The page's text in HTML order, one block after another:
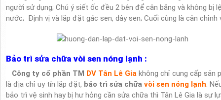
người sử dụng; Chú ý siết ốc đều 2 bên để cân bằng và không bị
nước; Định vị và lắp đặt gác sen, dây sen; Cuối cùng là cân
Bảo trì sửa chữa vòi sen nóng lạnh :
Công ty cổ phần TM DV Tân Lê Gia không chỉ cung cấp sản
là địa chỉ uy tín lắp đặt, bảo trì sửa chữa vòi sen nóng lạnh.
bảo trì vệ sinh hay bị hư hỏng cần sửa chữa thì Tân Lê Gia là sự